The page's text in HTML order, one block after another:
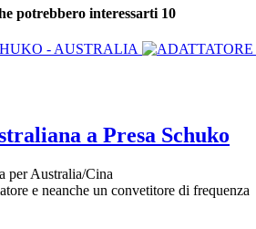
potrebbero interessarti 10
a Presa Schuko
per Australia/Cina
e neanche un convetitore di frequenza